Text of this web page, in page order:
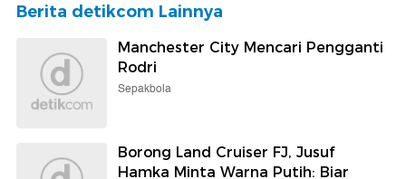
Berita detikcom Lainnya
Manchester City Mencari Pengganti
Rodri
Sepakbola
Borong Land Cruiser FJ, Jusuf
Hamka Minta Warna Putih: Biar